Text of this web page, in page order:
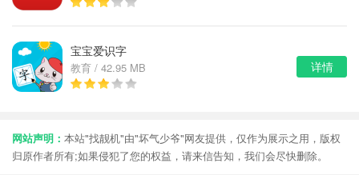
宝宝爱识字
教育 / 42.95 MB 详情
网站声明： 本站"找靓机"由"坏气少爷"网友提供，仅作为展示之用，版权
归原作者所有;如果侵犯了您的权益，请来信告知，我们会尽快删除。